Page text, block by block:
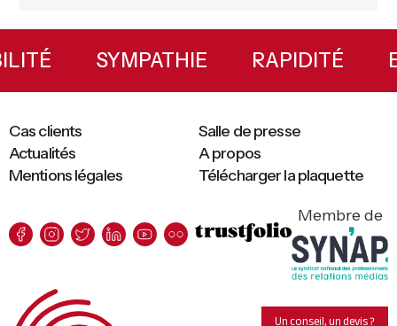
Primary
Sidebar SYMPATHIE RAPIDITÉ
Mentions légales Télécharger la plaquette
Cas clients
Salle de presse
Actualités
A propos
Membre de
Un conseil, un devis ?